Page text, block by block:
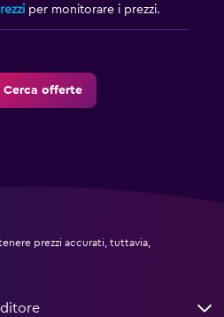
per monitorare i prezzi.
Cerca offerte
prezzi accurati, tuttavia,